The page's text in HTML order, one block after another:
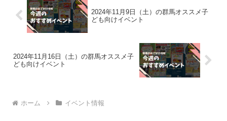
2024年11月9日（土）の群馬オススメ子
ども向けイベント
2024年11月16日（土）の群馬オススメ子
ども向けイベント
ホーム イベント情報